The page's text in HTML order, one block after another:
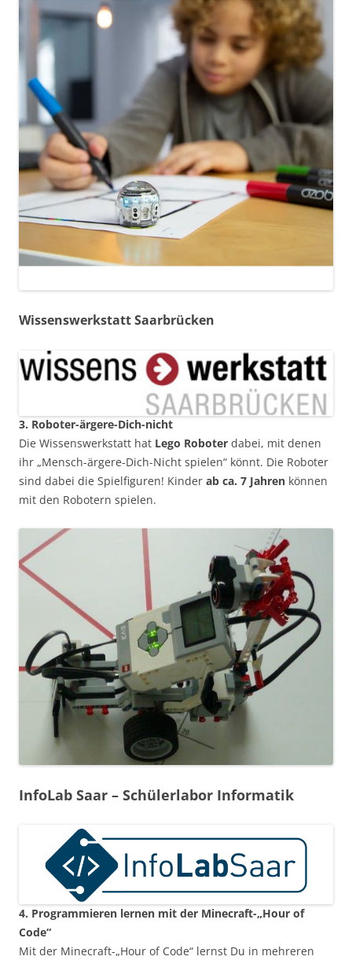
Wissenswerkstatt Saarbrücken
3. Roboter-ärgere-Dich-nicht
Die Wissenswerkstatt hat Lego Roboter dabei, mit denen
ihr „Mensch-ärgere-Dich-Nicht spielen“ könnt. Die Roboter
sind dabei die Spielfiguren! Kinder ab ca. 7 Jahren können
mit den Robotern spielen.
InfoLab Saar – Schülerlabor Informatik
4. Programmieren lernen mit der Minecraft-„Hour of
Code“
Mit der Minecraft-„Hour of Code“ lernst Du in mehreren